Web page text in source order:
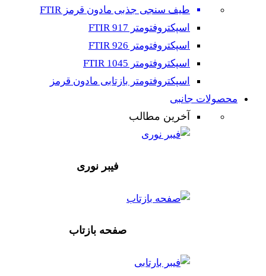
طیف سنجی جذبی مادون قرمز FTIR
اسپکتروفتومتر FTIR 917
اسپکتروفتومتر FTIR 926
اسپکتروفتومتر FTIR 1045
اسپکتروفتومتر بازتابی مادون قرمز
محصولات جانبی
آخرین مطالب
فیبر نوری
صفحه بازتاب